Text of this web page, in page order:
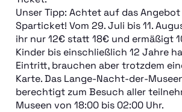
Das Projekt
Jetzt fördern
Unser Tipp: Achtet auf das
Sparticket! Vom 29. Juli bis 11.
ihr nur 12€ statt 18€ und ermäßigt
Kinder bis einschließlich 12 Jahre
Eintritt, brauchen aber trotzdem
Karte. Das Lange-Nacht-der-
berechtigt zum Besuch aller
Museen von 18:00 bis 02:00 Uhr.